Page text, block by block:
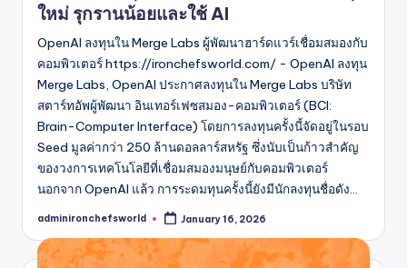
ใหม่ รุกรานน้อยและใช้ AI
OpenAI ลงทุนใน Merge Labs ผู้พัฒนาฮาร์ดแวร์เชื่อมสมองกับ
คอมพิวเตอร์ https://ironchefsworld.com/ - OpenAI ลงทุน
Merge Labs, OpenAI ประกาศลงทุนใน Merge Labs บริษัท
สตาร์ทอัพผู้พัฒนา อินเทอร์เฟซสมอง-คอมพิวเตอร์ (BCI:
Brain-Computer Interface) โดยการลงทุนครั้งนี้จัดอยู่ในรอบ
Seed มูลค่ากว่า 250 ล้านดอลลาร์สหรัฐ ซึ่งนับเป็นก้าวสำคัญ
ของวงการเทคโนโลยีที่เชื่อมสมองมนุษย์กับคอมพิวเตอร์
นอกจาก OpenAI แล้ว การระดมทุนครั้งนี้ยังมีนักลงทุนชื่อดัง…
Posted
adminironchefsworld January 16, 2026